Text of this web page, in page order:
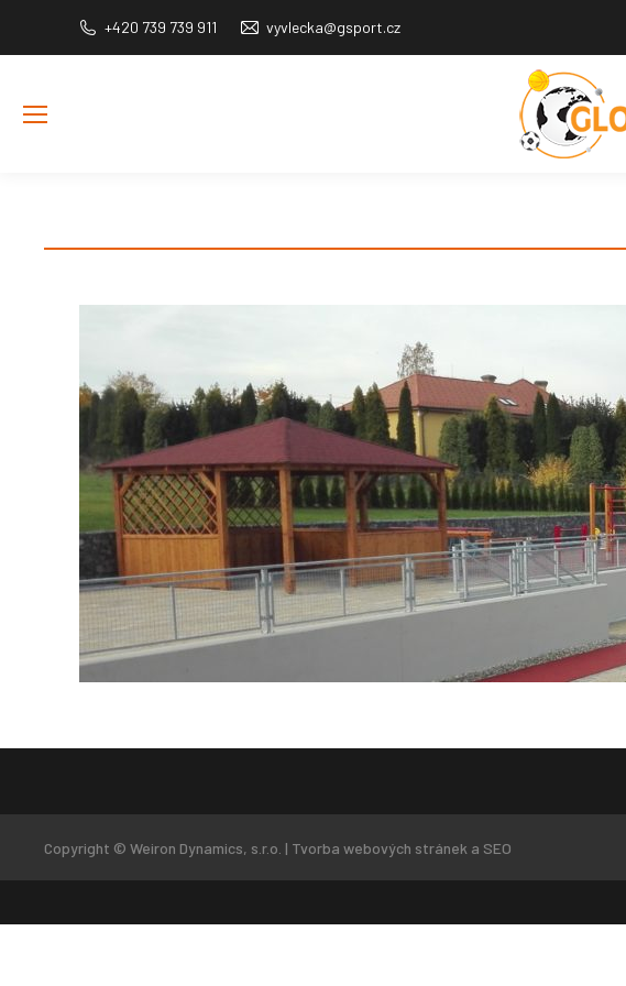
+420 739 739 911 vyvlecka@gsport.cz
Copyright © Weiron Dynamics, s.r.o. | Tvorba webových stránek a SEO